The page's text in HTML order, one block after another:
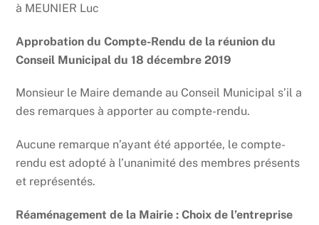
à MEUNIER Luc
Approbation du Compte-Rendu de la réunion du
Conseil Municipal du 18 décembre 2019
Monsieur le Maire demande au Conseil Municipal s’il a
des remarques à apporter au compte-rendu.
Aucune remarque n’ayant été apportée, le compte-
rendu est adopté à l’unanimité des membres présents
et représentés.
Réaménagement de la Mairie : Choix de l’entreprise